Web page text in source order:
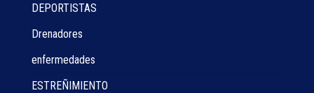
DEPORTISTAS
Drenadores
enfermedades
ESTREÑIMIENTO